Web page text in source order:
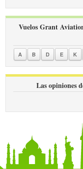
Vuelos Grant
A B D E K
Las opiniones